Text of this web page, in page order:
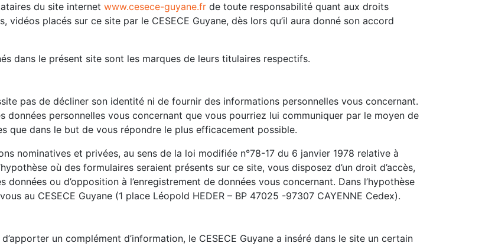
du site internet www.cesece-guyane.fr de toute responsabilité quant aux droits
vidéos placés sur ce site par le CESECE Guyane, dès lors qu’il aura donné son accord
dans le présent site sont les marques de leurs titulaires respectifs.
pas de décliner son identité ni de fournir des informations personnelles vous concernant.
données personnelles vous concernant que vous pourriez lui communiquer par le moyen de
que dans le but de vous répondre le plus efficacement possible.
nominatives et privées, au sens de la loi modifiée n°78-17 du 6 janvier 1978 relative à
où des formulaires seraient présents sur ce site, vous disposez d’un droit d’accès,
ou d’opposition à l’enregistrement de données vous concernant. Dans l’hypothèse
au CESECE Guyane (1 place Léopold HEDER – BP 47025 -97307 CAYENNE Cedex).
un complément d’information, le CESECE Guyane a inséré dans le site un certain